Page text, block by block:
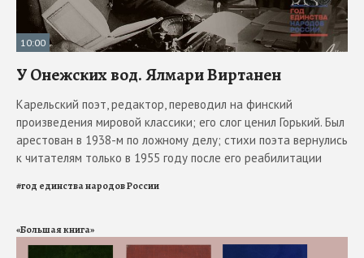
10:00
У Онежских вод. Ялмари Виртанен
Карельский поэт, редактор, переводил на финский
произведения мировой классики; его слог ценил Горький. Был
арестован в 1938-м по ложному делу; стихи поэта вернулись
к читателям только в 1955 году после его реабилитации
#год единства народов России
«Большая книга»